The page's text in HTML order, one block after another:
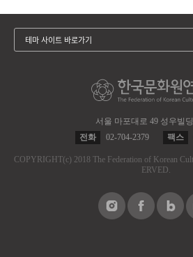
서울 마포대로 49 성우빌
전화
02-704-2379 팩스
COPYRIGHT(c) 2018 The Federation of Korean
ERVED.
테마 사이트 바로가기